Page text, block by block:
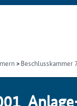
Beschlusskammer